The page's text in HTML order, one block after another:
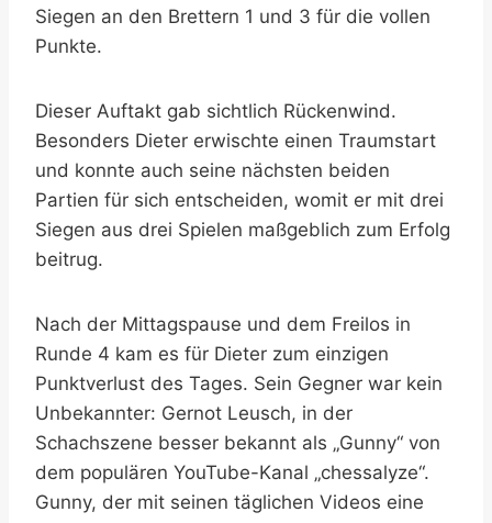
Siegen an den Brettern 1 und 3 für die vollen
Punkte.
Dieser Auftakt gab sichtlich Rückenwind.
Besonders Dieter erwischte einen Traumstart
und konnte auch seine nächsten beiden
Partien für sich entscheiden, womit er mit drei
Siegen aus drei Spielen maßgeblich zum Erfolg
beitrug.
Nach der Mittagspause und dem Freilos in
Runde 4 kam es für Dieter zum einzigen
Punktverlust des Tages. Sein Gegner war kein
Unbekannter: Gernot Leusch, in der
Schachszene besser bekannt als „Gunny“ von
dem populären YouTube-Kanal „chessalyze“.
Gunny, der mit seinen täglichen Videos eine